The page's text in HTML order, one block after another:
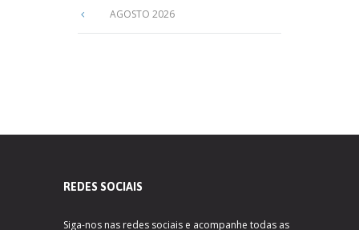
AGOSTO 2026
REDES SOCIAIS
Siga-nos nas redes sociais e acompanhe todas as